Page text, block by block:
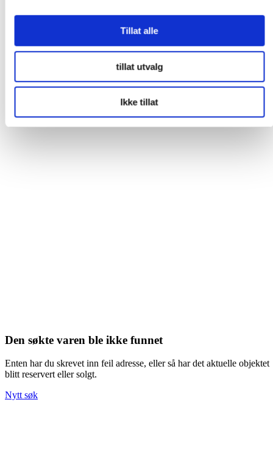
Tillat alle
tillat utvalg
Ikke tillat
Den søkte varen ble ikke funnet
Enten har du skrevet inn feil adresse, eller så har det aktuelle objektet
blitt reservert eller solgt.
Nytt søk